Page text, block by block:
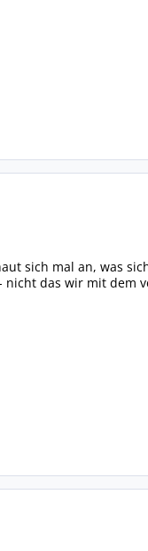
sich mal an, was
das wir mit dem